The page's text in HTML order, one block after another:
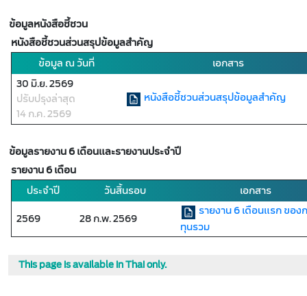
ข้อมูลหนังสือชี้ชวน
หนังสือชี้ชวนส่วนสรุปข้อมูลสำคัญ
ข้อมูล ณ วันที่
เอกสาร
30 มิ.ย. 2569
ปรับปรุงล่าสุด
14 ก.ค. 2569
หนังสือชี้ชวนส่วนสรุปข้อมูลสำคัญ
ข้อมูลรายงาน 6 เดือนและรายงานประจำปี
รายงาน 6 เดือน
ประจำปี
วันสิ้นรอบ
เอกสาร
2569
28 ก.พ. 2569
รายงาน 6 เดือนแรก ของ
ทุนรวม
This page is available in Thai only.